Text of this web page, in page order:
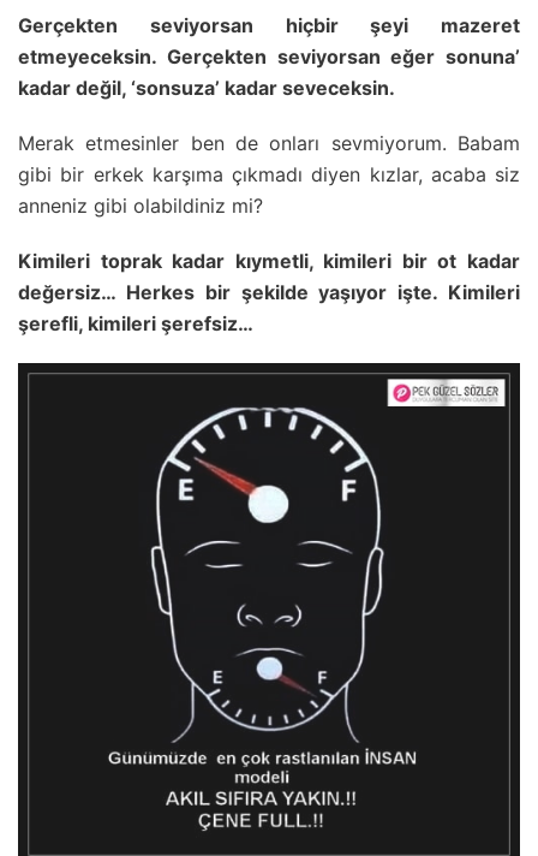
Gerçekten seviyorsan hiçbir şeyi mazeret
etmeyeceksin. Gerçekten seviyorsan eğer sonuna’
kadar değil, ‘sonsuza’ kadar seveceksin.
Merak etmesinler ben de onları sevmiyorum. Babam
gibi bir erkek karşıma çıkmadı diyen kızlar, acaba siz
anneniz gibi olabildiniz mi?
Kimileri toprak kadar kıymetli, kimileri bir ot kadar
değersiz… Herkes bir şekilde yaşıyor işte. Kimileri
şerefli, kimileri şerefsiz…